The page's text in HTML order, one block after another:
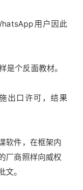
用户因此
是个反面教材。
出口许可，结果
软件，在框架内
厂商照样向威权
。